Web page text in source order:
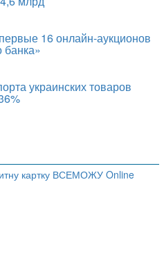
картку ВСЕМОЖУ Online